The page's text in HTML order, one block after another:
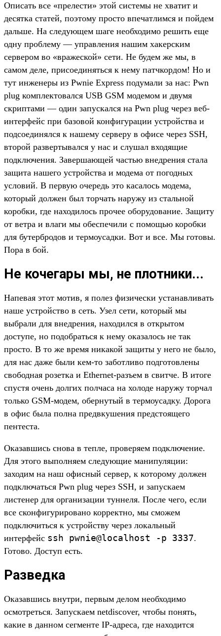
Описать все «прелести» этой системы не хватит и
десятка статей, поэтому просто впечатлимся и пойдем
дальше. На следующем шаге необходимо решить еще
одну проблему — управления нашим хакерским
сервером во «вражеской» сети. Не будем же мы, в
самом деле, присоединяться к нему патчкордом! Но и
тут инженеры из Pwnie Express подумали за нас: Pwn
plug комплектовался USB GSM модемом и двумя
скриптами — один запускался на Pwn plug через веб-
интерфейс при базовой конфигурации устройства и
подсоединялся к нашему серверу в офисе через SSH,
второй развертывался у нас и слушал входящие
подключения. Завершающей частью внедрения стала
защита нашего устройства и модема от погодных
условий. В первую очередь это касалось модема,
который должен был торчать наружу из стальной
коробки, где находилось прочее оборудование. Защиту
от ветра и влаги мы обеспечили с помощью коробки
для бутербродов и термоусадки. Вот и все. Мы готовы.
Пора в бой.
Не кочегары мы, не плотники...
Напевая этот мотив, я полез физически устанавливать
наше устройство в сеть. Узел сети, который мы
выбрали для внедрения, находился в открытом
доступе, но подобраться к нему оказалось не так
просто. В то же время никакой защиты у него не было,
для нас даже были кем-то заботливо подготовлены
свободная розетка и Ethernet-разъем в свитче. В итоге
спустя очень долгих полчаса на холоде наружу торчал
только GSM-модем, обернутый в термоусадку. Дорога
в офис была полна предвкушения предстоящего
пентеста.
Оказавшись снова в тепле, проверяем подключение.
Для этого выполняем следующие манипуляции:
заходим на наш офисный сервер, к которому должен
подключаться Pwn plug через SSH, и запускаем
листенер для организации туннеля. После чего, если
все сконфигурировано корректно, мы сможем
подключиться к устройству через локальный
интерфейс ssh pwnie@localhost -p 3337.
Готово. Доступ есть.
Разведка
Оказавшись внутри, первым делом необходимо
осмотреться. Запускаем netdiscover, чтобы понять,
какие в данном сегменте IP-адреса, где находится